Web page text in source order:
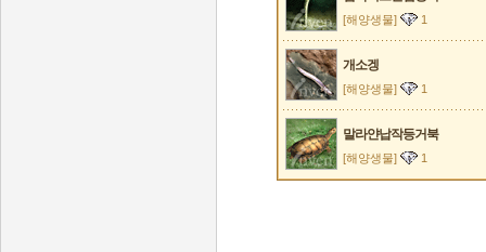
[해양생물] 1
개소겡
[해양생물] 1
말라얀납작등거북
[해양생물] 1